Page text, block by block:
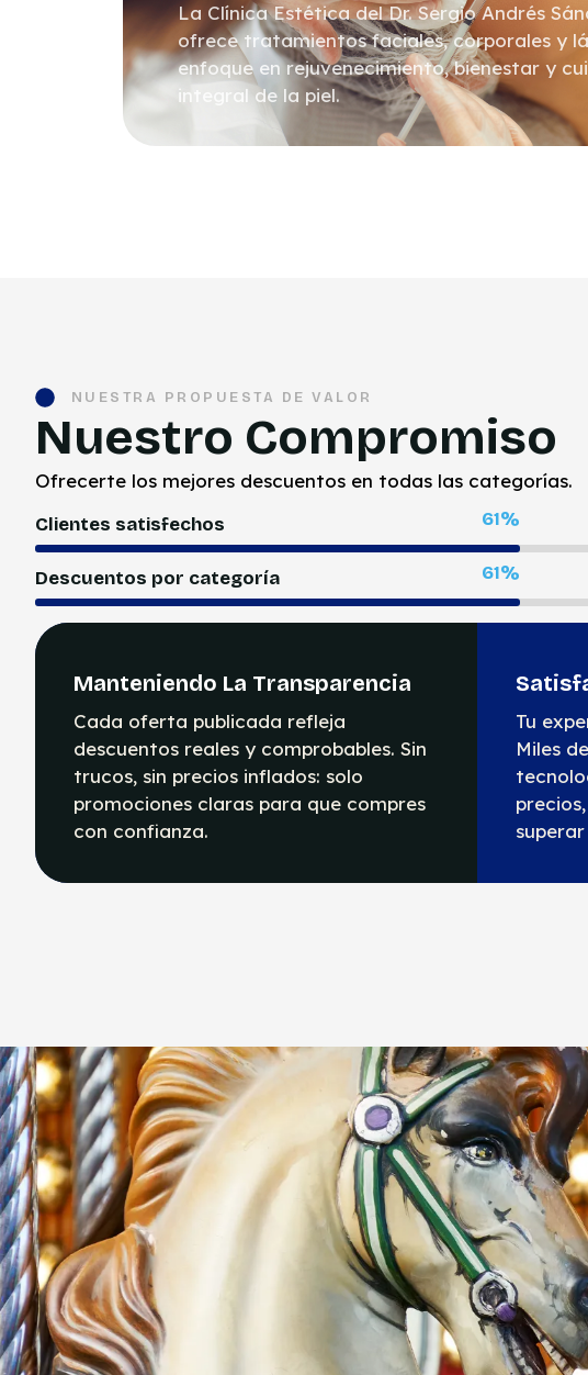
La Clínica Estética del Dr. Sergio Andrés
ofrece tratamientos faciales, corporales y
enfoque en rejuvenecimiento, bienestar y
integral de la piel.
NUESTRA PROPUESTA DE VALOR
Nuestro Compromiso
Ofrecerte los mejores descuentos en todas las categorías.
Clientes satisfechos
Descuentos por categoría
Manteniendo La Transparencia
Cada oferta publicada refleja
descuentos reales y comprobables. Sin
trucos, sin precios inflados: solo
promociones claras para que compres
con confianza.
Tu
Miles